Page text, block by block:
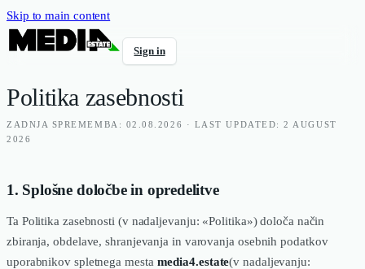
Skip to main content
Sign in
Politika zasebnosti
ZADNJA SPREMEMBA: 02.08.2026 · LAST UPDATED: 2 AUGUST
2026
1. Splošne določbe in opredelitve
Ta Politika zasebnosti (v nadaljevanju: «Politika») določa način
zbiranja, obdelave, shranjevanja in varovanja osebnih podatkov
uporabnikov spletnega mesta media4.estate(v nadaljevanju: